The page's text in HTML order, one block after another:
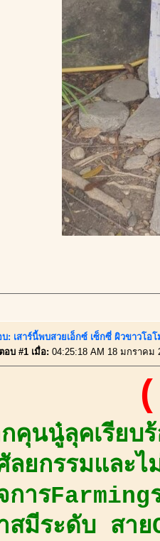
บ: เสาร์นี้พบสวยเอ็กซ์ เซ็กซี่ ผิวขาวโ
ตอบ #1 เมื่อ: 04:25:18 AM 18 มกราคม
คุนนู๋ลุคเรียบ
ลยกรรมและไ
การ
สมีระดับ สาย